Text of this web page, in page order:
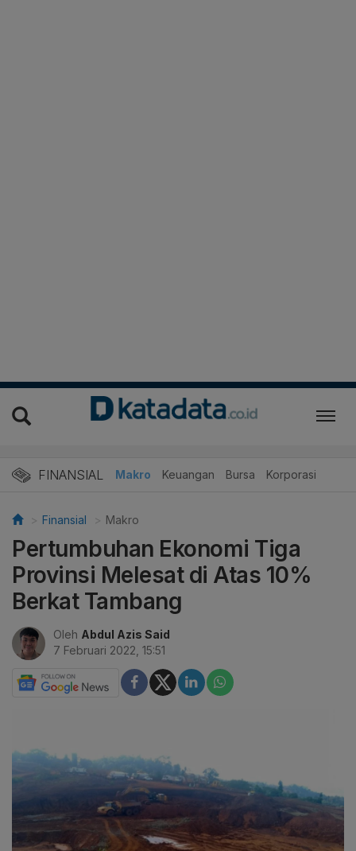
FINANSIAL Makro Keuangan Bursa Korporasi
Finansial Makro
Pertumbuhan Ekonomi Tiga
Provinsi Melesat di Atas 10%
Berkat Tambang
Oleh Abdul Azis Said
7 Februari 2022, 15:51